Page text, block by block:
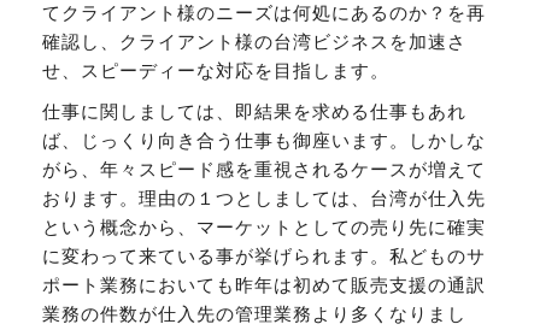
てクライアント様のニーズは何処にあるのか？を再
確認し、クライアント様の台湾ビジネスを加速さ
せ、スピーディーな対応を目指します。
仕事に関しましては、即結果を求める仕事もあれ
ば、じっくり向き合う仕事も御座います。しかしな
がら、年々スピード感を重視されるケースが増えて
おります。理由の１つとしましては、台湾が仕入先
という概念から、マーケットとしての売り先に確実
に変わって来ている事が挙げられます。私どものサ
ポート業務においても昨年は初めて販売支援の通訳
業務の件数が仕入先の管理業務より多くなりまし